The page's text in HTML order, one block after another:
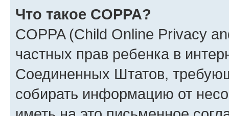
Что такое COPPA?
COPPA (Child Online Privacy
частных прав ребенка в
Соединенных Штатов,
собирать информацию от